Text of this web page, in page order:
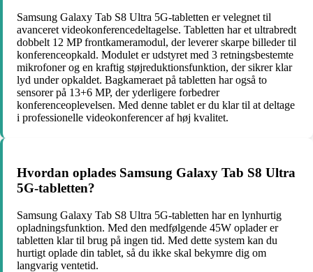
Samsung Galaxy Tab S8 Ultra 5G-tabletten er velegnet til
avanceret videokonferencedeltagelse. Tabletten har et ultrabredt
dobbelt 12 MP frontkameramodul, der leverer skarpe billeder til
konferenceopkald. Modulet er udstyret med 3 retningsbestemte
mikrofoner og en kraftig støjreduktionsfunktion, der sikrer klar
lyd under opkaldet. Bagkameraet på tabletten har også to
sensorer på 13+6 MP, der yderligere forbedrer
konferenceoplevelsen. Med denne tablet er du klar til at deltage
i professionelle videokonferencer af høj kvalitet.
Hvordan oplades Samsung Galaxy Tab S8 Ultra
5G-tabletten?
Samsung Galaxy Tab S8 Ultra 5G-tabletten har en lynhurtig
opladningsfunktion. Med den medfølgende 45W oplader er
tabletten klar til brug på ingen tid. Med dette system kan du
hurtigt oplade din tablet, så du ikke skal bekymre dig om
langvarig ventetid.